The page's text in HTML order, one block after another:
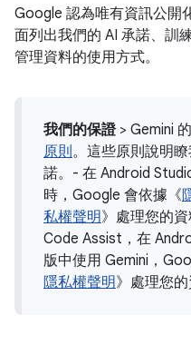
Google 認為唯有資訊公開
面列出我們的 AI 承諾、訓
管理資料的使用方式。
我們的保證> Gemini
原則。這些原則說明
諾。- 在 Android
時，Google 會依據《
私權聲明》處理您的
Code Assist，在
版中使用 Gemini，
隱私權聲明》處理您的